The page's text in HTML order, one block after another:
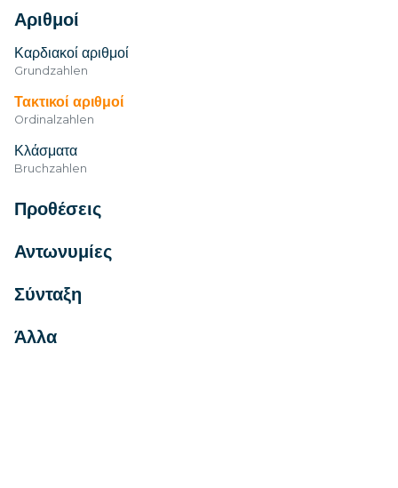
Αριθμοί
Καρδιακοί αριθμοί
Grundzahlen
Τακτικοί αριθμοί
Ordinalzahlen
Κλάσματα
Bruchzahlen
Προθέσεις
Αντωνυμίες
Σύνταξη
Άλλα